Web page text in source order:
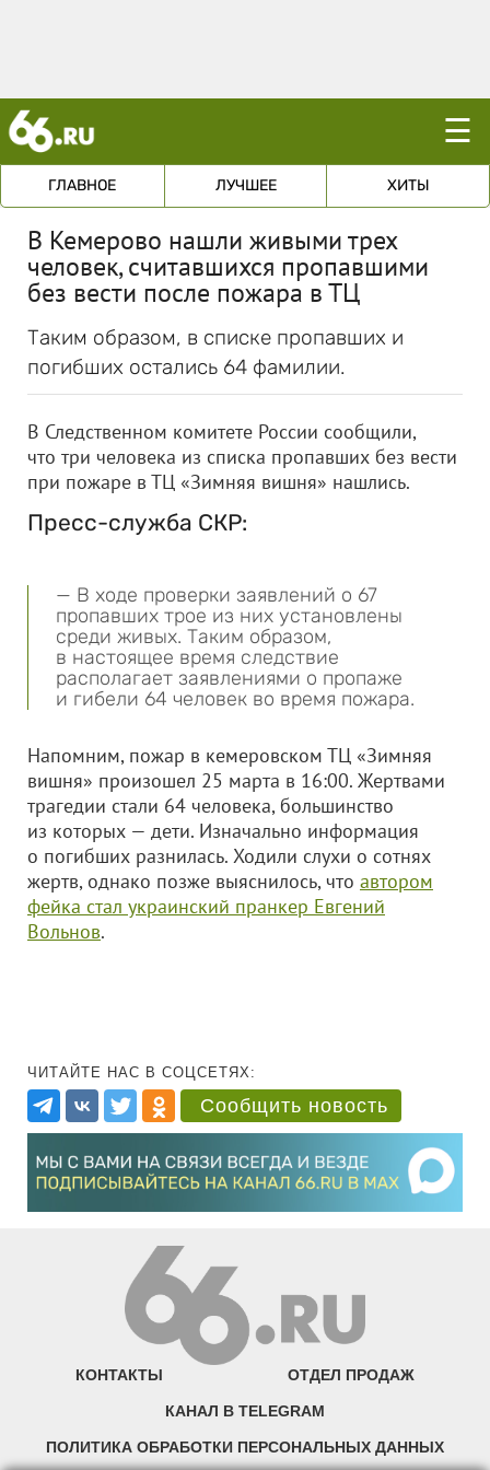
☰
ГЛАВНОЕ ЛУЧШЕЕ ХИТЫ
В Кемерово нашли живыми трех
человек, считавшихся пропавшими
без вести после пожара в ТЦ
Таким образом, в списке пропавших и
погибших остались 64 фамилии.
В Следственном комитете России сообщили,
что три человека из списка пропавших без вести
при пожаре в ТЦ «Зимняя вишня» нашлись.
Пресс-служба СКР:
— В ходе проверки заявлений о 67
пропавших трое из них установлены
среди живых. Таким образом,
в настоящее время следствие
располагает заявлениями о пропаже
и гибели 64 человек во время пожара.
Напомним, пожар в кемеровском ТЦ «Зимняя
вишня» произошел 25 марта в 16:00. Жертвами
трагедии стали 64 человека, большинство
из которых — дети. Изначально информация
о погибших разнилась. Ходили слухи о сотнях
жертв, однако позже выяснилось, что автором
фейка стал украинский пранкер Евгений
Вольнов.
ЧИТАЙТЕ НАС В СОЦСЕТЯХ:
Сообщить новость
КОНТАКТЫ ОТДЕЛ ПРОДАЖ
КАНАЛ В TELEGRAM
ПОЛИТИКА ОБРАБОТКИ ПЕРСОНАЛЬНЫХ ДАННЫХ